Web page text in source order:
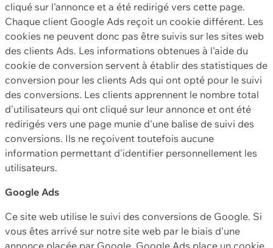
cliqué sur l'annonce et a été redirigé vers cette page.
Chaque client Google Ads reçoit un cookie différent. Les
cookies ne peuvent donc pas être suivis sur les sites web
des clients Ads. Les informations obtenues à l'aide du
cookie de conversion servent à établir des statistiques de
conversion pour les clients Ads qui ont opté pour le suivi
des conversions. Les clients apprennent le nombre total
d'utilisateurs qui ont cliqué sur leur annonce et ont été
redirigés vers une page munie d'une balise de suivi des
conversions. Ils ne reçoivent toutefois aucune
information permettant d'identifier personnellement les
utilisateurs.
Google Ads
Ce site web utilise le suivi des conversions de Google. Si
vous êtes arrivé sur notre site web par le biais d'une